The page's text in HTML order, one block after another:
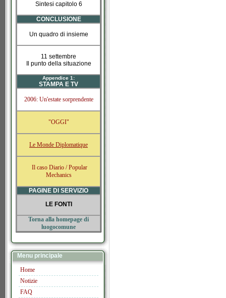
Sintesi capitolo 6
CONCLUSIONE
Un quadro di insieme
11 settembre
Il punto della situazione
Appendice 1:
STAMPA E TV
2006: Un'estate sorprendente
"OGGI"
Le Monde Diplomatique
Il caso Diario / Popular
Mechanics
PAGINE DI SERVIZIO
LE FONTI
Torna alla homepage di
luogocomune
Menu principale
Home
Notizie
FAQ